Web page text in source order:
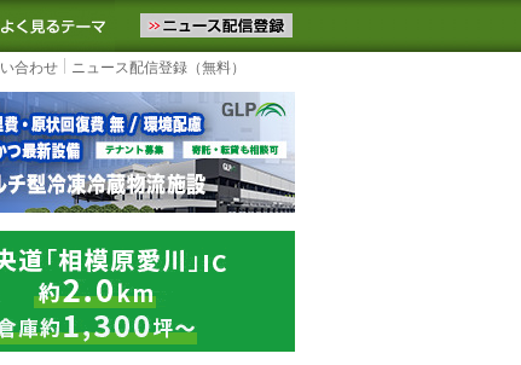
スをお届けします。物流ニュースメール配信を登録す
気に入りに追加 よく見るテーマ
合わせ ニュース配信登録（無料）